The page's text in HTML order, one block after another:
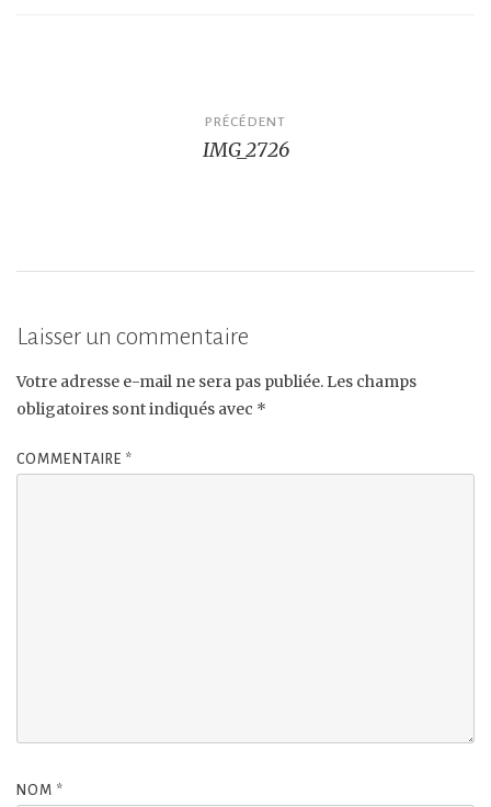
PRÉCÉDENT
IMG_2726
Laisser un commentaire
Votre adresse e-mail ne sera pas publiée. Les champs
obligatoires sont indiqués avec *
COMMENTAIRE *
NOM *